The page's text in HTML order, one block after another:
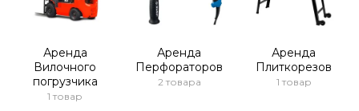
Аренда
Вилочного
погрузчика
1 товар
Аренда
Перфораторов
2 товара
Аренда
Плиткорезов
1 товар